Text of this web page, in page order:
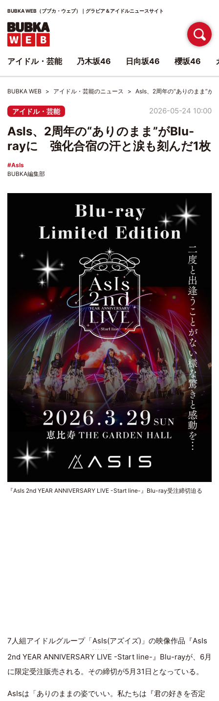
BUBKA WEB（ブブカ・ウェブ）｜グラビア＆アイドルニュースサイト
BUBKA WEB アイドル・芸能のニュース AsIs、2周年の“ありのまま”
アイドル・芸能 2026-05-24 10:00
AsIs、2周年の“ありのまま”がBlu-
rayに 強化合宿の汗と涙も刻んだ1枚
AsIs
BUBKA編集部
『AsIs 2nd YEAR ANNIVERSARY LIVE -Start line-』Blu-ray受注締切迫る
7人組アイドルグループ「AsIs(アズイズ)」の映像作品『AsIs
2nd YEAR ANNIVERSARY LIVE -Start line-』Blu-rayが、6月
に限定受注販売される。その締切が5月31日となっている。
AsIsは「ありのままの姿でいい。私たちは『君の好きを否定
アイドル・芸能 乃木坂46 日向坂46 櫻坂46